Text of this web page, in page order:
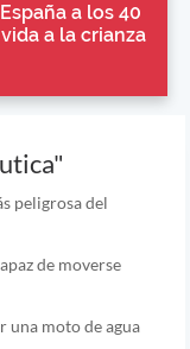
a los 40
a la crianza
peligrosa del
de moverse
una moto de agua